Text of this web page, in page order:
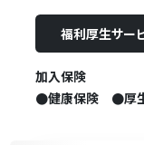
福利厚生サー
加入保険
●健康保険 ●厚